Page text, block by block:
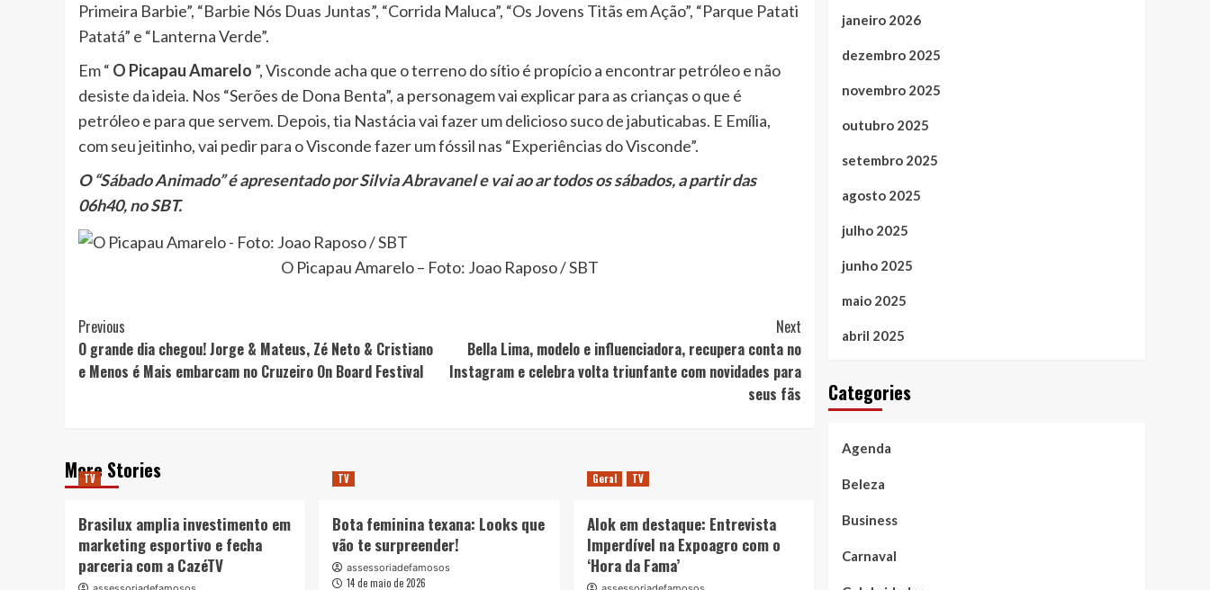
Primeira Barbie”, “Barbie Nós Duas Juntas”, “Corrida Maluca”, “Os Jovens Titãs em Ação”, “Parque Patati
Patatá” e “Lanterna Verde”.
Em “ O Picapau Amarelo ”, Visconde acha que o terreno do sítio é propício a encontrar petróleo e não
desiste da ideia. Nos “Serões de Dona Benta”, a personagem vai explicar para as crianças o que é
petróleo e para que servem. Depois, tia Nastácia vai fazer um delicioso suco de jabuticabas. E Emília,
com seu jeitinho, vai pedir para o Visconde fazer um fóssil nas “Experiências do Visconde”.
O “Sábado Animado” é apresentado por Silvia Abravanel e vai ao ar todos os sábados, a partir das
06h40, no SBT.
O Picapau Amarelo – Foto: Joao Raposo / SBT
Post
Navigation
Previous
O grande dia chegou! Jorge & Mateus, Zé Neto & Cristiano
e Menos é Mais embarcam no Cruzeiro On Board Festival
Next
Bella Lima, modelo e influenciadora, recupera conta no
Instagram e celebra volta triunfante com novidades para
seus fãs
More Stories
TV
Brasilux amplia investimento em
marketing esportivo e fecha
parceria com a CazéTV
TV
Bota feminina texana: Looks que
vão te surpreender!
assessoriadefamosos
14 de maio de 2026
Geral TV
Alok em destaque: Entrevista
Imperdível na Expoagro com o
‘Hora da Fama’
janeiro 2026
dezembro 2025
novembro 2025
outubro 2025
setembro 2025
agosto 2025
julho 2025
junho 2025
maio 2025
abril 2025
Categories
Agenda
Beleza
Business
Carnaval